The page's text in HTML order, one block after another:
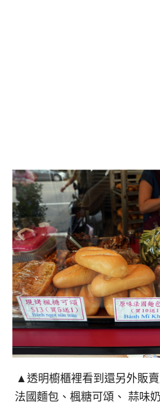
▲透明櫥櫃裡看到還另外販
法國麵包、楓糖可頌、 蒜味